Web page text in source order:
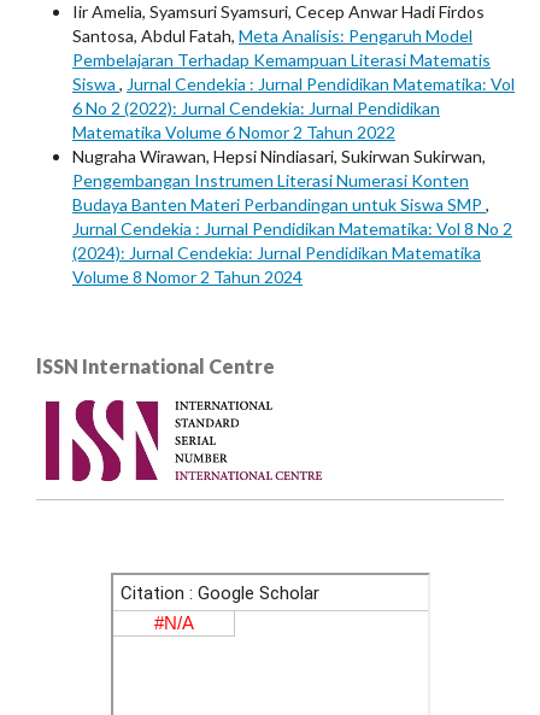
Iir Amelia, Syamsuri Syamsuri, Cecep Anwar Hadi Firdos
Santosa, Abdul Fatah, Meta Analisis: Pengaruh Model
Pembelajaran Terhadap Kemampuan Literasi Matematis
Siswa , Jurnal Cendekia : Jurnal Pendidikan Matematika: Vol
6 No 2 (2022): Jurnal Cendekia: Jurnal Pendidikan
Matematika Volume 6 Nomor 2 Tahun 2022
Nugraha Wirawan, Hepsi Nindiasari, Sukirwan Sukirwan,
Pengembangan Instrumen Literasi Numerasi Konten
Budaya Banten Materi Perbandingan untuk Siswa SMP ,
Jurnal Cendekia : Jurnal Pendidikan Matematika: Vol 8 No 2
(2024): Jurnal Cendekia: Jurnal Pendidikan Matematika
Volume 8 Nomor 2 Tahun 2024
lSSN International Centre